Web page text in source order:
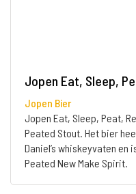
Jopen Eat, Sleep,
Jopen Bier
Jopen Eat, Sleep, Peat,
Peated Stout. Het bier
Daniel’s whiskeyvaten en
Peated New Make Spirit.